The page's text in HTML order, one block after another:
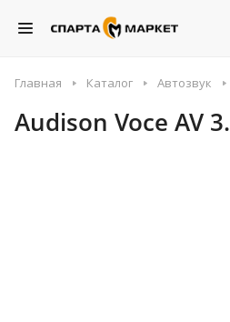
Главная Каталог Автозвук
Audison Voce AV